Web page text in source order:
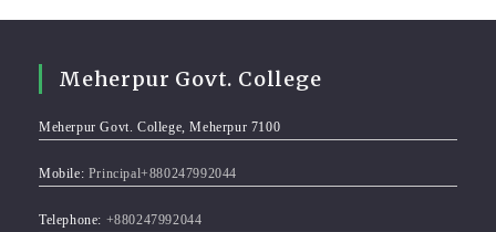
Meherpur Govt. College
Meherpur Govt. College, Meherpur 7100
Mobile: Principal+880247992044
Telephone: +880247992044